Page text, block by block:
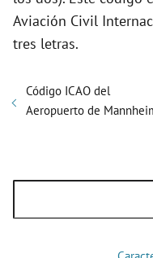
Aviación Civil
tres letras.
Código ICAO del
Aeropuerto de